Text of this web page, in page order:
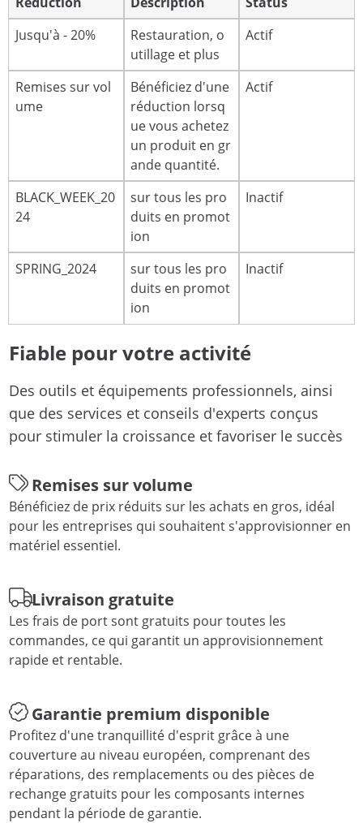
Jusqu'à - 20%
Restauration, o
utillage et plus
Actif
Remises sur vol
ume
Bénéficiez d'une
réduction lorsq
ue vous achetez
un produit en gr
ande quantité.
Actif
BLACK_WEEK_20
24
sur tous les pro
duits en promot
ion
Inactif
SPRING_2024
sur tous les pro
duits en promot
ion
Inactif
Fiable pour votre activité
Des outils et équipements professionnels, ainsi
que des services et conseils d'experts conçus
pour stimuler la croissance et favoriser le succès
Remises sur volume
Bénéficiez de prix réduits sur les achats en gros, idéal
pour les entreprises qui souhaitent s'approvisionner en
matériel essentiel.
Livraison gratuite
Les frais de port sont gratuits pour toutes les
commandes, ce qui garantit un approvisionnement
rapide et rentable.
Garantie premium disponible
Profitez d'une tranquillité d'esprit grâce à une
couverture au niveau européen, comprenant des
réparations, des remplacements ou des pièces de
rechange gratuits pour les composants internes
pendant la période de garantie.